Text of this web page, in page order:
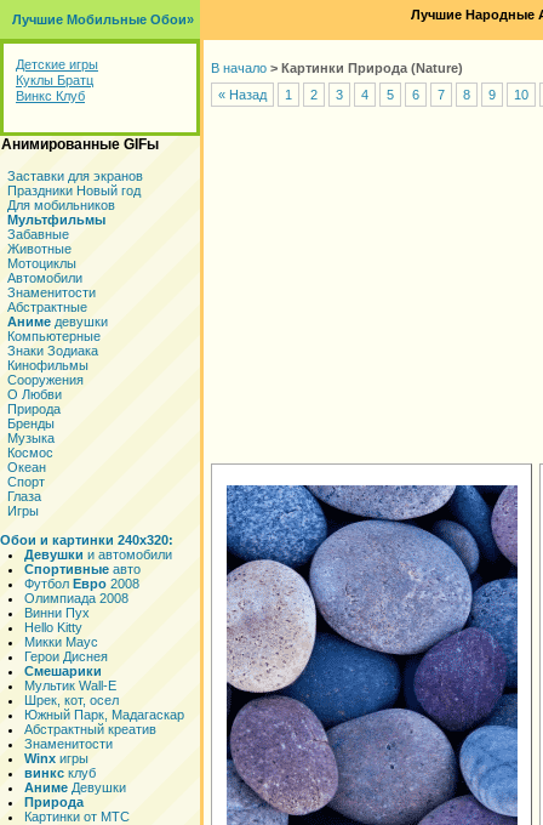
Лучшие Мобильные Обои»
Детские игры
Куклы Братц
Винкс Клуб
Анимированные GIFы
Заставки для экранов
Праздники Новый год
Для мобильников
Мультфильмы
Забавные
Животные
Мотоциклы
Автомобили
Знаменитости
Абстрактные
Аниме девушки
Компьютерные
Знаки Зодиака
Кинофильмы
Сооружения
О Любви
Природа
Бренды
Музыка
Космос
Океан
Спорт
Глаза
Игры
Обои и картинки 240x320:
Девушки и автомобили
Спортивные авто
Футбол Евро 2008
Олимпиада 2008
Винни Пух
Hello Kitty
Микки Маус
Герои Диснея
Смешарики
Мультик Wall-E
Шрек, кот, осел
Южный Парк, Мадагаскар
Абстрактный креатив
Знаменитости
Winx игры
винкс клуб
Аниме Девушки
Природа
Картинки от МТС
Лучшие Народные
В начало > Картинки Природа (Nature)
« Назад
1 2 3 4 5 6 7 8 9 10